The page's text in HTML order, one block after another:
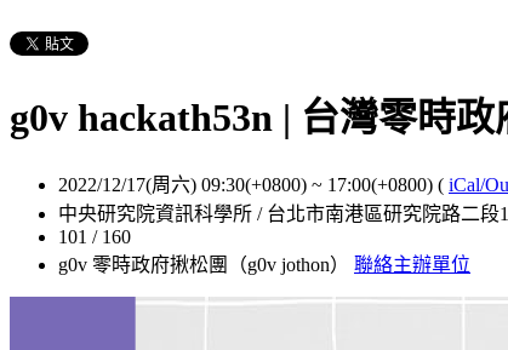
g0v hackath53n | 台灣零時
2022/12/17(周六) 09:30(+0800) ~ 17:00(+0800) ( iCal/
中央研究院資訊科學所 / 台北市南港區研究院路二段
101 / 160
g0v 零時政府揪松團（g0v jothon） 聯絡主辦單位